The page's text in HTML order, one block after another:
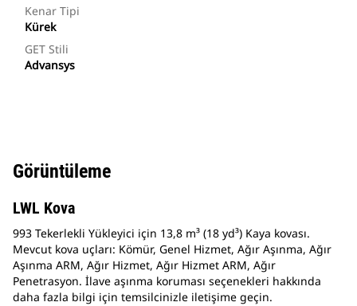
Kenar Tipi
Kürek
GET Stili
Advansys
Görüntüleme
LWL Kova
993 Tekerlekli Yükleyici için 13,8 m³ (18 yd³) Kaya kovası.
Mevcut kova uçları: Kömür, Genel Hizmet, Ağır Aşınma, Ağır
Aşınma ARM, Ağır Hizmet, Ağır Hizmet ARM, Ağır
Penetrasyon. İlave aşınma koruması seçenekleri hakkında
daha fazla bilgi için temsilcinizle iletişime geçin.